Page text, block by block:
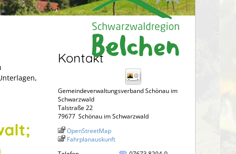
Kontakt
Gemeindeverwaltungsverband Schönau im
Schwarzwald
Talstraße 22
79677 Schönau im Schwarzwald
OpenStreetMap
Fahrplanauskunft